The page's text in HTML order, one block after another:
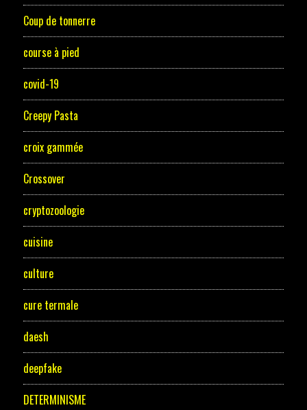
Coup de tonnerre
course à pied
covid-19
Creepy Pasta
croix gammée
Crossover
cryptozoologie
cuisine
culture
cure termale
daesh
deepfake
DETERMINISME